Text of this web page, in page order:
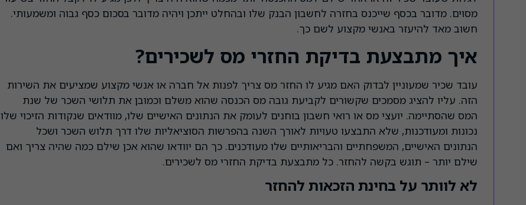
מסוים. מדובר בכסף שייכנס בחזרה לחשבון הבנק שלו ובהחלט ייתכן ויהיה מדובר בסכום כסף גבוה ומשמעותי.
חשוב מאד להיעזר באנשי מקצוע לשם כך.
איך מתבצעת בדיקת החזרי מס לשכירים?
עובד שכיר שמעוניין לבדוק האם מגיע לו החזר מס צריך לפנות אל חברה או אנשי מקצוע שמציעים את השירות
הזה. עליו להציג מסמכים שקשורים לקביעת גובה מס הכנסה שהוא משלם וכמובן את תלושי השכר של שנת
המס שהסתיימה. יועצי מס או רואי חשבון בוחנים לעומק את הנתונים האישיים שלו, מוודאים שנקודות הזיכוי שלו
נכונות ומעודכנות, שלא התבצעו טעויות לאורך השנה בהפרשות הסוציאליות שלו דרך תלוש השכר ושכל
הנתונים האישיים, המשפחתיים והבריאותיים שלו מעודכנים. כך הם יוודאו שהוא אכן שילם כמה שהיה צריך ואם
שילם יותר – תוגש בקשה להחזר. כל מתבצעת בדיקת החזרי מס לשכירים.
לא לוותר על בחינת הזכאות להחזר